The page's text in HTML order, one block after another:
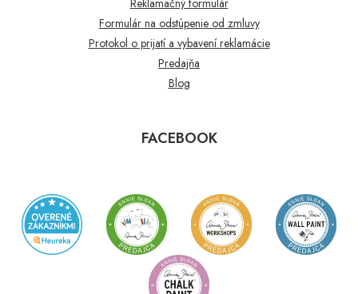
Formulár na odstúpenie od zmluvy
Protokol o prijatí a vybavení reklamácie
Predajňa
Blog
FACEBOOK